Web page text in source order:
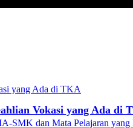
Vokasi yang Ada di